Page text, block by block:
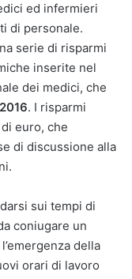
ed infermieri
di personale.
serie di risparmi
inserite nel
dei medici, che
. I risparmi
euro, che
di discussione alla
sui tempi di
coniugare un
della
orari di lavoro